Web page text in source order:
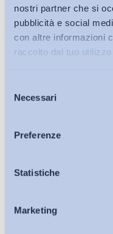
nostri partner che si
pubblicità e social
con altre informazioni
raccolto dal tuo
delNecessari
Preferenze
Statistiche
Marketing
Bollettini ADAPT
Articoli
Osservatori
Eventi
Ho letto e Accetto il